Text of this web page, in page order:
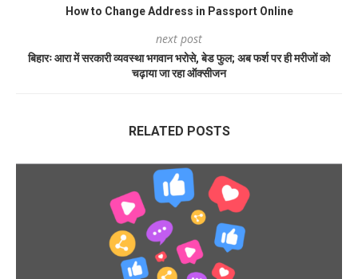
How to Change Address in Passport Online
next post
बिहारः आरा में सरकारी व्यवस्था भगवान भरोसे, बेड फुल; अब फर्श पर ही मरीजों को
चढ़ाया जा रहा ऑक्सीजन
RELATED POSTS